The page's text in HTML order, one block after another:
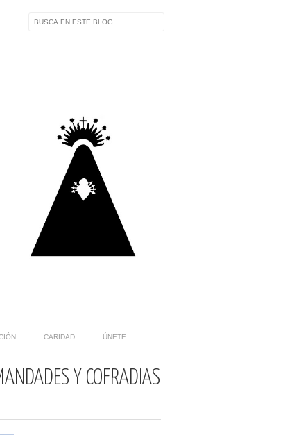
CARIDAD ÚNETE
Y COFRADÍAS